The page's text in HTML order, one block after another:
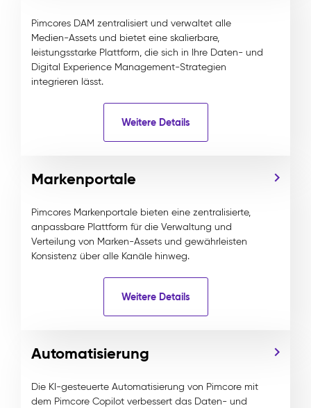
Pimcores DAM zentralisiert und verwaltet alle
Medien-Assets und bietet eine skalierbare,
leistungsstarke Plattform, die sich in Ihre Daten- und
Digital Experience Management-Strategien
integrieren lässt.
Weitere Details
Markenportale
Pimcores Markenportale bieten eine zentralisierte,
anpassbare Plattform für die Verwaltung und
Verteilung von Marken-Assets und gewährleisten
Konsistenz über alle Kanäle hinweg.
Weitere Details
Automatisierung
Die KI-gesteuerte Automatisierung von Pimcore mit
dem Pimcore Copilot verbessert das Daten- und